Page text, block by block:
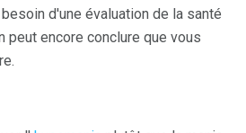
d'une évaluation de la santé
peut encore conclure que vous